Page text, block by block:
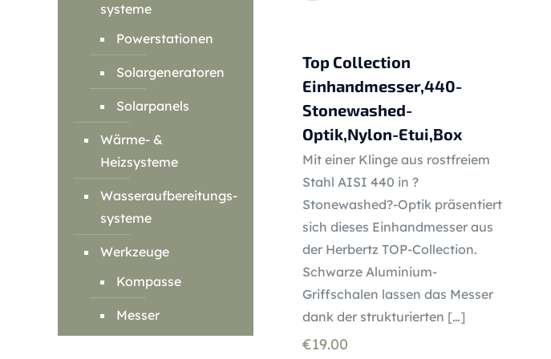
Top Collection
Einhandmesser,440-
Stonewashed-
Optik,Nylon-Etui,Box
Mit einer Klinge aus rostfreiem
Stahl AISI 440 in ?
Stonewashed?-Optik präsentiert
sich dieses Einhandmesser aus
der Herbertz TOP-Collection.
Schwarze Aluminium-
Griffschalen lassen das Messer
dank der strukturierten […]
€19.00
systeme
Powerstationen
Solargeneratoren
Solarpanels
Wärme- &
Heizsysteme
Wasseraufbereitungs-
systeme
Werkzeuge
Kompasse
Messer